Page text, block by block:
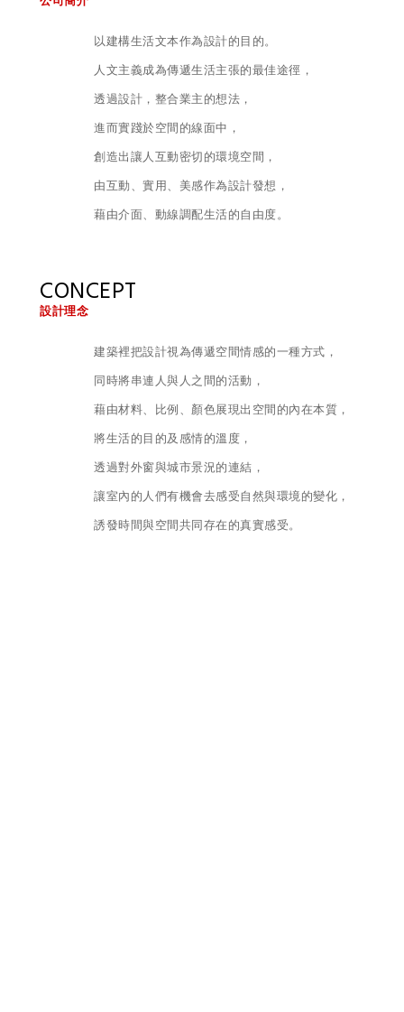
以建構生活文本作為設計的目的。
人文主義成為傳遞生活主張的最佳途徑，
透過設計，整合業主的想法，
進而實踐於空間的線面中，
創造出讓人互動密切的環境空間，
由互動、實用、美感作為設計發想，
藉由介面、動線調配生活的自由度。
CONCEPT
設計理念
建築裡把設計視為傳遞空間情感的一種方式，
同時將串連人與人之間的活動，
藉由材料、比例、顏色展現出空間的內在本質，
將生活的目的及感情的溫度，
透過對外窗與城市景況的連結，
讓室內的人們有機會去感受自然與環境的變化，
誘發時間與空間共同存在的真實感受。